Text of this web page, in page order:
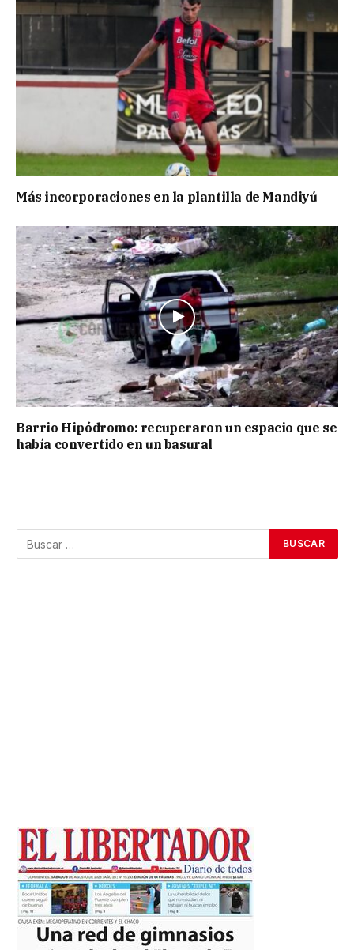
Más incorporaciones en la plantilla de Mandiyú
Barrio Hipódromo: recuperaron un espacio que se
había convertido en un basural